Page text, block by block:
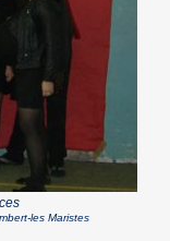
les Maristes